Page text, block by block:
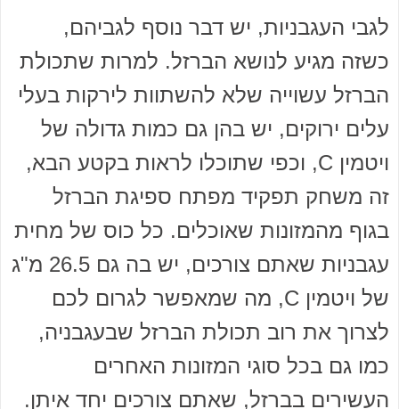
לגבי העגבניות, יש דבר נוסף לגביהם,
כשזה מגיע לנושא הברזל. למרות שתכולת
הברזל עשוייה שלא להשתוות לירקות בעלי
עלים ירוקים, יש בהן גם כמות גדולה של
ויטמין C, וכפי שתוכלו לראות בקטע הבא,
זה משחק תפקיד מפתח ספיגת הברזל
בגוף מהמזונות שאוכלים. כל כוס של מחית
עגבניות שאתם צורכים, יש בה גם 26.5 מ"ג
של ויטמין C, מה שמאפשר לגרום לכם
לצרוך את רוב תכולת הברזל שבעגבניה,
כמו גם בכל סוגי המזונות האחרים
העשירים בברזל, שאתם צורכים יחד איתן.